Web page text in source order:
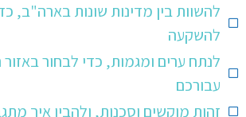
להשוות בין מדינות שונות בארה"ב,
להשקעה
לנתח ערים ומגמות, כדי לבחור
עבורכם
זהות מוקשים וסכנות, ולהבין איך